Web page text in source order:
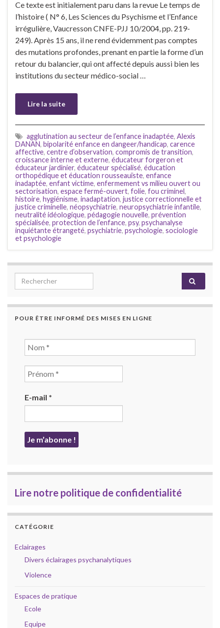
Ce texte est initialement paru dans la revue Le temps de
l’histoire ( N° 6, Les Sciences du Psychisme et l’Enfance
irrégulière, Vaucresson CNFE-PJJ 10/2004, pp. 219-
249). Après 15 ans, il ne rend évidemment pas comptes
des mutations profondes, prenant en partie la forme d’un
retour du balancier, qui ont affecté depuis aussi bien les
institutions du secteur médico-social …
Lire la suite
agglutination au secteur de l’enfance inadaptée, Alexis
DANAN, bipolarité enfance en dangeer/handicap, carence
affective, centre d’observation, compromis de transition,
croissance interne et externe, éducateur forgeron et
éducateur jardinier, éducateur spécialisé, éducation
orthopédique et éducation rousseauïste, enfance
inadaptée, enfant victime, enfermement vs milieu ouvert ou
sectorisation, espace fermé-ouvert, folie, fou criminel,
histoire, hygiénisme, inadaptation, justice correctionnelle et
justice criminelle, néopsychiatrie, neuropsychiatrie infantile,
neutralité idéologique, pédagogie nouvelle, prévention
spécialisée, protection de l’enfance, psy, psychanalyse
inquiétante étrangeté, psychiatrie, psychologie, sociologie
et psychologie
Search for:
POUR ÊTRE INFORMÉ DES MISES EN LIGNE
E-mail *
Lire notre politique de confidentialité
CATÉGORIE
Eclairages
Divers éclairages psychanalytiques
Violence
Espaces de pratique
Ecole
Equipe